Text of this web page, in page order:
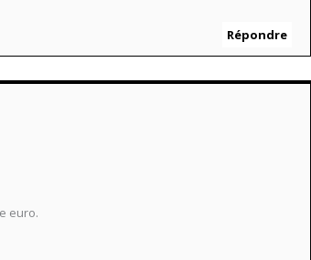
Répondre
euro.